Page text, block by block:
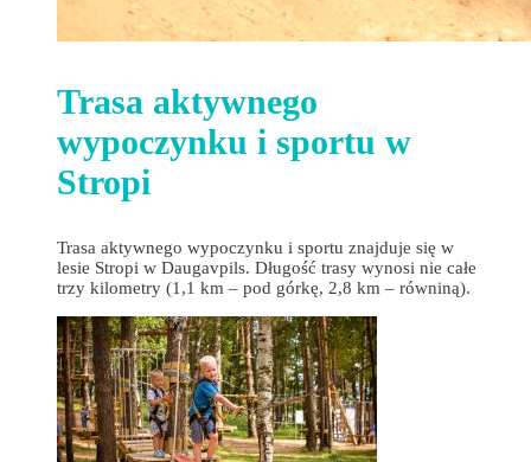
Trasa aktywnego
wypoczynku i sportu w
Stropi
Trasa aktywnego wypoczynku i sportu znajduje się w
lesie Stropi w Daugavpils. Długość trasy wynosi nie całe
trzy kilometry (1,1 km – pod górkę, 2,8 km – równiną).